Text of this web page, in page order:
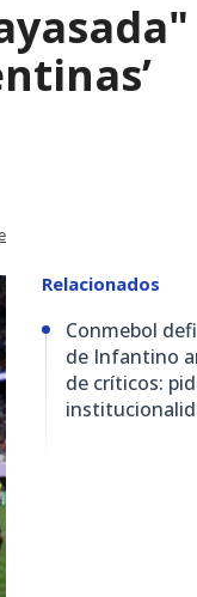
Relacionados
Conmebol
de Infantino
de críticos: